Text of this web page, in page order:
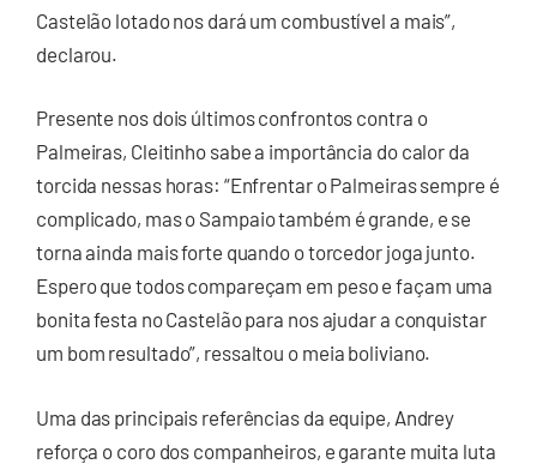
Castelão lotado nos dará um combustível a mais”,
declarou.
Presente nos dois últimos confrontos contra o
Palmeiras, Cleitinho sabe a importância do calor da
torcida nessas horas: “Enfrentar o Palmeiras sempre é
complicado, mas o Sampaio também é grande, e se
torna ainda mais forte quando o torcedor joga junto.
Espero que todos compareçam em peso e façam uma
bonita festa no Castelão para nos ajudar a conquistar
um bom resultado”, ressaltou o meia boliviano.
Uma das principais referências da equipe, Andrey
reforça o coro dos companheiros, e garante muita luta